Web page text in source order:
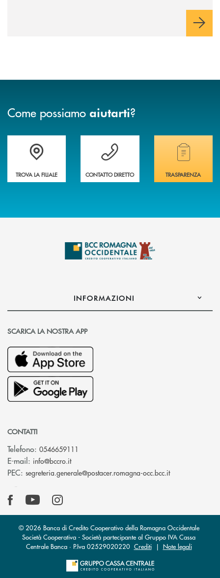
Come possiamo aiutarti?
Accedi all' elenco completo delle filiali della banca.
TROVA LA FILIALE
Hai bisogno di assistenza immediata?
CONTATTO DIRETTO
Hai bisogno di
TRASPARENZA
INFORMAZIONI
SCARICA LA NOSTRA APP
CONTATTI
Telefono: 0546659111
E-mail: info@bccro.it(si apre l’app di posta elettronica)
PEC: segreteria.generale@postacer.romagna-occ.bcc.it(si apre l’app
© 2026 Banca di Credito Cooperativo della Romagna Occidentale
Società Cooperativa - Società partecipante al Gruppo IVA Cassa
Centrale Banca · P.Iva 02529020220 Crediti| Note legali